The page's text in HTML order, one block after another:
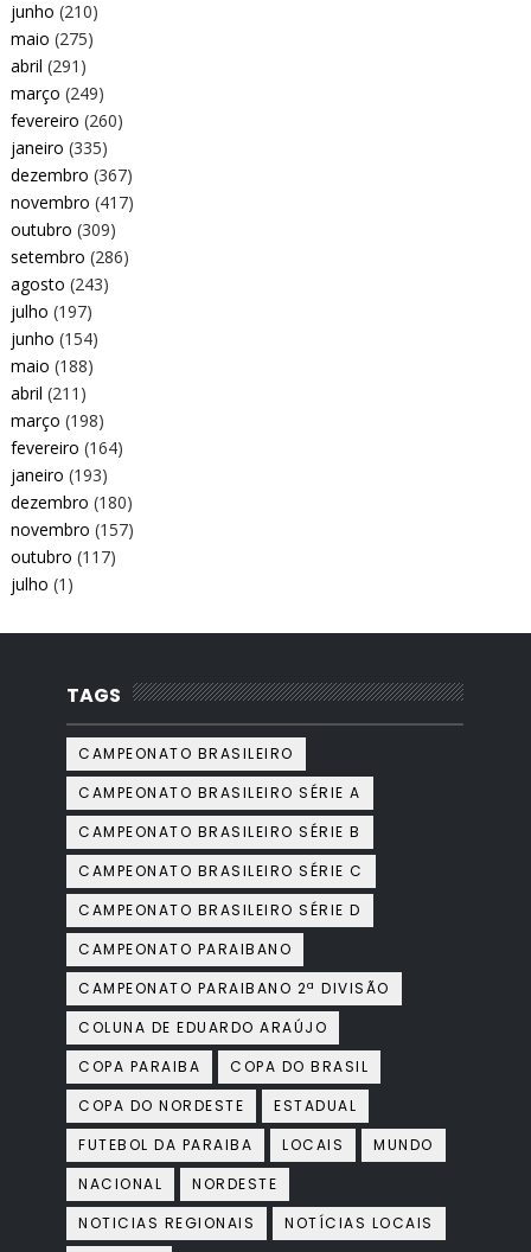
junho (210)
maio (275)
abril (291)
março (249)
fevereiro (260)
janeiro (335)
dezembro (367)
novembro (417)
outubro (309)
setembro (286)
agosto (243)
julho (197)
junho (154)
maio (188)
abril (211)
março (198)
fevereiro (164)
janeiro (193)
dezembro (180)
novembro (157)
outubro (117)
julho (1)
TAGS
CAMPEONATO BRASILEIRO
CAMPEONATO BRASILEIRO SÉRIE A
CAMPEONATO BRASILEIRO SÉRIE B
CAMPEONATO BRASILEIRO SÉRIE C
CAMPEONATO BRASILEIRO SÉRIE D
CAMPEONATO PARAIBANO
CAMPEONATO PARAIBANO 2ª DIVISÃO
COLUNA DE EDUARDO ARAÚJO
COPA PARAIBA
COPA DO BRASIL
COPA DO NORDESTE
ESTADUAL
FUTEBOL DA PARAIBA
LOCAIS
MUNDO
NACIONAL
NORDESTE
NOTICIAS REGIONAIS
NOTÍCIAS LOCAIS